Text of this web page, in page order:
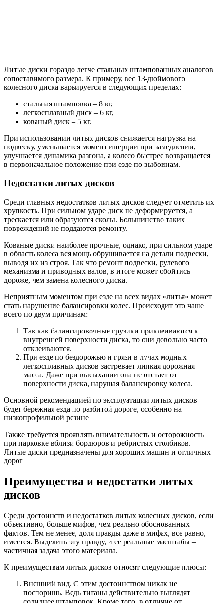
Литые диски гораздо легче стальных штампованных аналогов
сопоставимого размера. К примеру, вес 13-дюймового
колесного диска варьируется в следующих пределах:
стальная штамповка – 8 кг,
легкосплавный диск – 6 кг,
кованый диск – 5 кг.
При использовании литых дисков снижается нагрузка на
подвеску, уменьшается момент инерции при замедлении,
улучшается динамика разгона, а колесо быстрее возвращается
в первоначальное положение при езде по выбоинам.
Недостатки литых дисков
Среди главных недостатков литых дисков следует отметить их
хрупкость. При сильном ударе диск не деформируется, а
трескается или образуются сколы. Большинство таких
повреждений не поддаются ремонту.
Кованые диски наиболее прочные, однако, при сильном ударе
в область колеса вся мощь обрушивается на детали подвески,
выводя их из строя. Так что ремонт подвески, рулевого
механизма и приводных валов, в итоге может обойтись
дороже, чем замена колесного диска.
Неприятным моментом при езде на всех видах «литья» может
стать нарушение балансировки колес. Происходит это чаще
всего по двум причинам:
Так как балансировочные грузики приклеиваются к
внутренней поверхности диска, то они довольно часто
отклеиваются.
При езде по бездорожью и грязи в лучах модных
легкосплавных дисков застревает липкая дорожная
масса. Даже при высыхании она не отстает от
поверхности диска, нарушая балансировку колеса.
Основной рекомендацией по эксплуатации литых дисков
будет бережная езда по разбитой дороге, особенно на
низкопрофильной резине
Также требуется проявлять внимательность и осторожность
при парковке вблизи бордюров и ребристых столбиков.
Литые диски предназначены для хороших машин и отличных
дорог
Преимущества и недостатки литых
дисков
Среди достоинств и недостатков литых колесных дисков, если
объективно, больше мифов, чем реально обоснованных
фактов. Тем не менее, доля правды даже в мифах, все равно,
имеется. Выделить эту правду, и ее реальные масштабы –
частичная задача этого материала.
К преимуществам литых дисков относят следующие плюсы:
Внешний вид. С этим достоинством никак не
поспоришь. Ведь титаны действительно выглядят
солиднее штамповок. Кроме того, в отличие от